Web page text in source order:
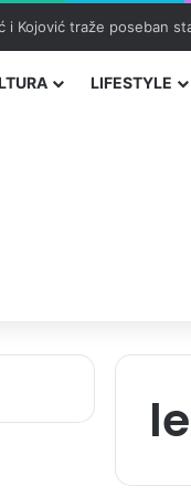
Bangkoka: učenik ubio
LIFESTYLE